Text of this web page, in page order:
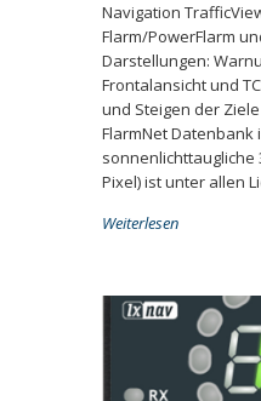
Navigation
Flarm/PowerFlarm
Darstellungen:
Frontalansicht und
und Steigen der
FlarmNet Datenbank
sonnenlichttaugliche
Pixel) ist unter allen
Weiterlesen